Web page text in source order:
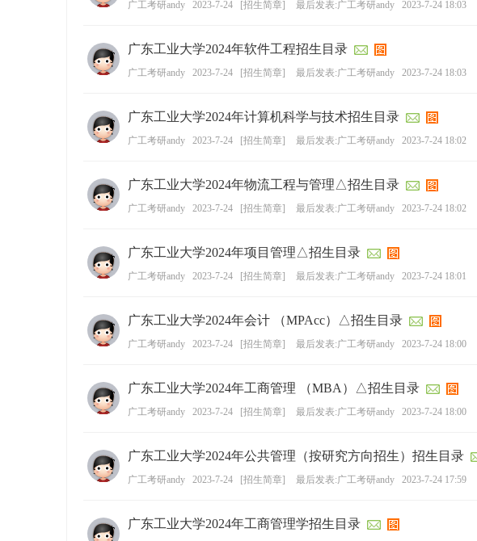
广工考研andy 2023-7-24 [招生简章] 最后发表:广工考研andy 2023-7-24 18:03
广东工业大学2024年软件工程招生目录
广工考研andy 2023-7-24 [招生简章] 最后发表:广工考研andy 2023-7-24 18:03
广东工业大学2024年计算机科学与技术招生目录
广工考研andy 2023-7-24 [招生简章] 最后发表:广工考研andy 2023-7-24 18:02
广东工业大学2024年物流工程与管理△招生目录
广工考研andy 2023-7-24 [招生简章] 最后发表:广工考研andy 2023-7-24 18:02
广东工业大学2024年项目管理△招生目录
广工考研andy 2023-7-24 [招生简章] 最后发表:广工考研andy 2023-7-24 18:01
广东工业大学2024年会计 （MPAcc）△招生目录
广工考研andy 2023-7-24 [招生简章] 最后发表:广工考研andy 2023-7-24 18:00
广东工业大学2024年工商管理 （MBA）△招生目录
广工考研andy 2023-7-24 [招生简章] 最后发表:广工考研andy 2023-7-24 18:00
广东工业大学2024年公共管理（按研究方向招生）招生目录
广工考研andy 2023-7-24 [招生简章] 最后发表:广工考研andy 2023-7-24 17:59
广东工业大学2024年工商管理学招生目录